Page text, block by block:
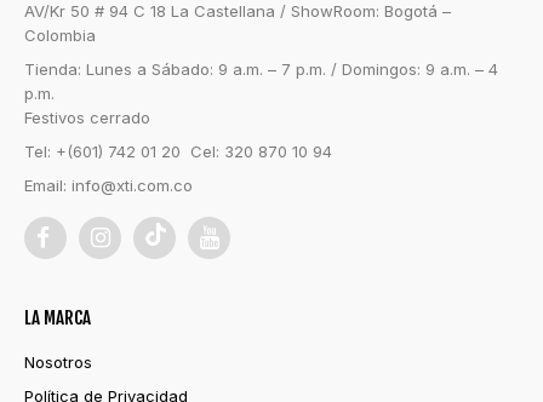
AV/Kr 50 # 94 C 18 La Castellana / ShowRoom: Bogotá –
Colombia
Tienda: Lunes a Sábado: 9 a.m. – 7 p.m. / Domingos: 9 a.m. – 4
p.m.
Festivos cerrado
Tel: +(601) 742 01 20 Cel: 320 870 10 94
Email: info@xti.com.co
LA MARCA
Nosotros
Política de Privacidad